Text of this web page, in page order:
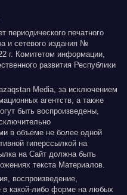
периодического печатного
и сетевого издания №
г. Комитетом информации,
развития Республики
Media, за исключением
агентств, а также
быть воспроизведены,
в объеме не более одной
гиперссылкой на
на Сайт должна быть
текста Материалов.
воспроизведение,
в какой-либо форме на любых